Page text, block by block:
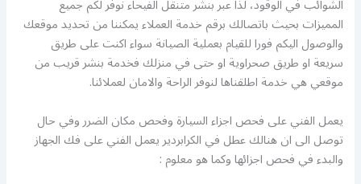
الشوائب في الوقود، لذا عبر بنشر متنقل الفيحاء نوفر لكم جميع
المميزات بحيث باتصالك برقم خدمة العملاء يمكننا من تحديد موقعك
والوصول اليكم فورا للقيام بعملية الصيانة سواء اكنت على طريق
سريعة او طريق صحراوية او حتى في منزلك فخدمة بنشر قريب من
موقعي هي خدمة اطلقناها لنوفر الراحة والامان لعملائنا.
يعمل الفني على فحص اجزاء السيارة وفحص مكان الضرر وفي حال
توصل الى ان هنالك عطل في الكرابردير يعمل الفني على فك الجهاز
والبدء في فحص اجزائها وكما هو معلوم :